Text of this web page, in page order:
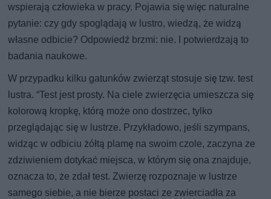
wspierają człowieka w pracy. Pojawia się więc naturalne
pytanie: czy gdy spoglądają w lustro, wiedzą, że widzą
własne odbicie? Odpowiedź brzmi: nie. I potwierdzają to
badania naukowe.
W przypadku kilku gatunków zwierząt stosuje się tzw. test
lustra. “Test jest prosty. Na ciele zwierzęcia umieszcza się
kolorową kropkę, którą może ono dostrzec, tylko
przeglądając się w lustrze. Przykładowo, jeśli szympans,
widząc w odbiciu żółtą plamę na swoim czole, zaczyna ze
zdziwieniem dotykać miejsca, w którym się ona znajduje,
oznacza to, że zdał test. Zwierzę rozpoznaje w lustrze
samego siebie, a nie bierze postaci ze zwierciadła za